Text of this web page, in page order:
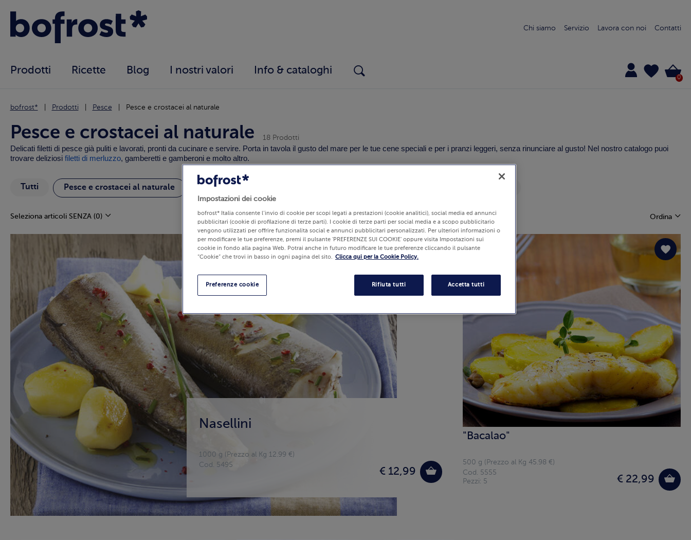
Chi siamo Servizio Lavora con noi Contatti
Prodotti Ricette Blog I nostri valori Info & cataloghi
0
bofrost* Prodotti Pesce Pesce e crostacei al naturale
Pesce e crostacei al naturale 18 Prodotti
Delicati filetti di pesce già puliti e lavorati, pronti da cucinare e servire. Porta in tavola il gusto del mare per le tue cene speciali e per i pranzi leggeri, senza rinunciare al gusto! Nel nostro catalogo puoi
trovare deliziosi filetti di merluzzo, gamberetti e gamberoni e molto altro.
Tutti Pesce e crostacei al naturale Pesce Panato
Seleziona articoli SENZA (0) Ordina
Nasellini
1000 g (Prezzo al Kg 12.99 €)
€ 12,99
Cod. 5495
"Bacalao"
500 g (Prezzo al Kg 45.98 €)
€ 22,99
Cod. 5555
Pezzi: 5
Impostazioni dei cookie
bofrost* Italia consente l’invio di cookie per scopi legati a prestazioni (cookie analitici), social media ed annunci
pubblicitari (cookie di profilazione di terze parti). I cookie di terze parti per social media e a scopo pubblicitario
vengono utilizzati per offrire funzionalità social e annunci pubblicitari personalizzati. Per ulteriori informazioni o
per modificare le tue preferenze, premi il pulsante 'PREFERENZE SUI COOKIE' oppure visita Impostazioni sui
cookie in fondo alla pagina Web. Potrai anche in futuro modificare le tue preferenze cliccando il pulsante
“Cookie” che trovi in basso in ogni pagina del sito. Clicca qui per la Cookie Policy.
Rifiuta tutti Accetta tutti
Preferenze cookie